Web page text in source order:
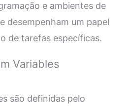
e ambientes de
desempenham um papel
de tarefas específicas.
Variables
são definidas pelo